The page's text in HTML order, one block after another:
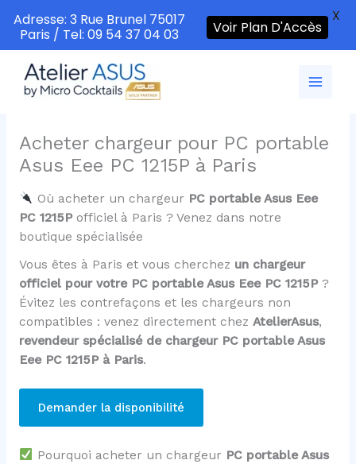
contenu
Acheter chargeur pour PC portable
Asus Eee PC 1215P à Paris
Où acheter un chargeur PC portable Asus Eee
PC 1215Pofficiel à Paris ? Venez dans notre
boutique spécialisée
Vous êtes à Paris et vous cherchez un chargeur
officiel pour votre PC portable Asus Eee PC 1215P?
Évitez les contrefaçons et les chargeurs non
compatibles : venez directement chez AtelierAsus,
revendeur spécialisé de chargeur PC portable Asus
Eee PC 1215P à Paris.
Demander la disponibilité
Pourquoi acheter un chargeur PC portable Asus
Adresse: 3 Rue Brunel 75017
Paris / Tel: 09 54 37 04 03
Voir Plan D'Accès
X